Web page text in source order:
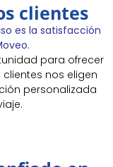
clientes
es la satisfacción
para ofrecer
nos eligen
personalizada